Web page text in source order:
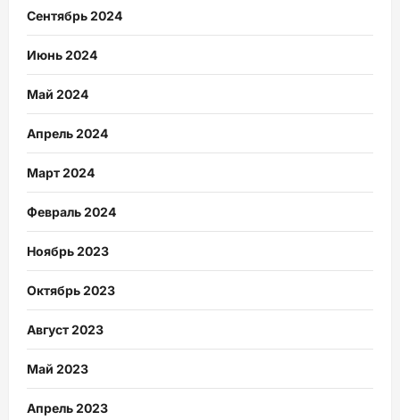
Сентябрь 2024
Июнь 2024
Май 2024
Апрель 2024
Март 2024
Февраль 2024
Ноябрь 2023
Октябрь 2023
Август 2023
Май 2023
Апрель 2023